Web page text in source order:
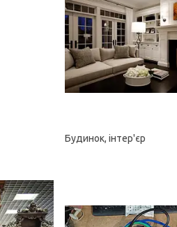
Будинок, інтер'єр